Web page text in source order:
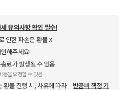
유의사항 확인 필수!
인한 파손은 환불 X
해주세요!
료가 발생될 수 있음
용을 요청할 수 있음
환불 진행 시, 사유에 따라
반품비 책정 기